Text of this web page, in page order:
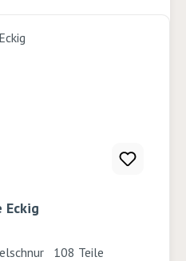
Eckig
108 Teile